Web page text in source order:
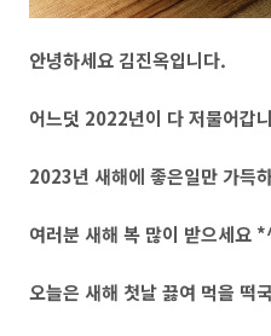
안녕하세요 김진옥입니다.
어느덧 2022년이 다 저물어갑
2023년 새해에 좋은일만 가득
여러분 새해 복 많이 받으세요
오늘은 새해 첫날 끓여 먹을 떡